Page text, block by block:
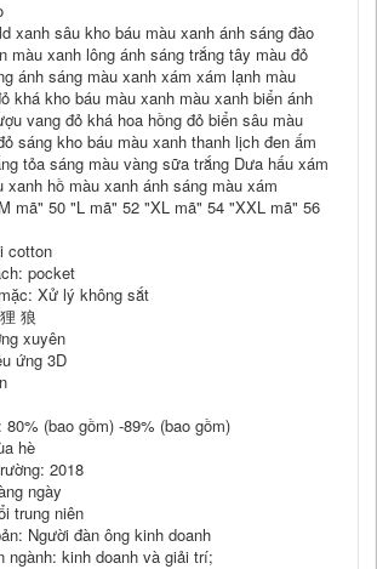
xanh sâu kho báu màu xanh ánh sáng đào
màu xanh lông ánh sáng trắng tây màu đỏ
ánh sáng màu xanh xám xám lạnh màu
khá kho báu màu xanh màu xanh biển ánh
vang đỏ khá hoa hồng đỏ biển sâu màu
sáng kho báu màu xanh thanh lịch đen ấm
tỏa sáng màu vàng sữa trắng Dưa hấu xám
xanh hồ màu xanh ánh sáng màu xám
mã" 50 "L mã" 52 "XL mã" 54 "XXL mã" 56
cotton
pocket
Xử lý không sắt
狼
xuyên
ứng 3D
80% (bao gồm) -89% (bao gồm)
hè
2018
ngày
trung niên
Người đàn ông kinh doanh
ngành: kinh doanh và giải trí;